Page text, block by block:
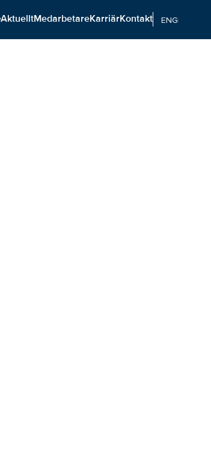
AktuelltMedarbetareKarriärKontakt ENGELSKA